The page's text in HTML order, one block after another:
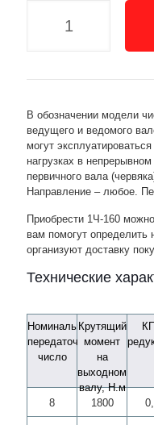
В обозначении модели
ведущего и ведомого
могут
нагрузках в
первичного вала
Направление – любое.
Приобрести 1Ч-160
вам помогут определить
организуют доставку
Технические
Номинальное
передаточное
число
Крутящий
момент
на
выходном
валу, Н.м
8 1800